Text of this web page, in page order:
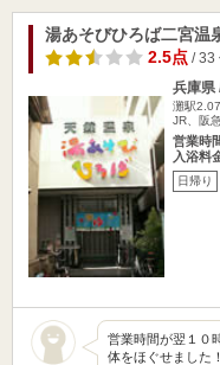
湯あそびひろば二宮温
2.5点/ 33
兵庫県
灘駅
JR、阪
営業時
入浴料
日帰り
営業時間が翌１０
体をほぐせました